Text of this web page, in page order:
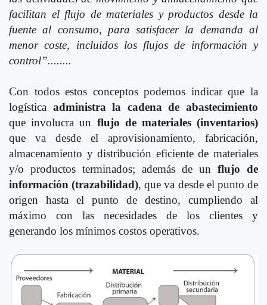
facilitan el flujo de materiales y productos desde la
fuente al consumo, para satisfacer la demanda al
menor coste, incluidos los flujos de información y
control”........
Con todos estos conceptos podemos indicar que la
logística administra la cadena de abastecimiento
que involucra un flujo de materiales (inventarios)
que va desde el aprovisionamiento, fabricación,
almacenamiento y distribución eficiente de materiales
y/o productos terminados; además de un flujo de
información (trazabilidad), que va desde el punto de
origen hasta el punto de destino, cumpliendo al
máximo con las necesidades de los clientes y
generando los mínimos costos operativos.